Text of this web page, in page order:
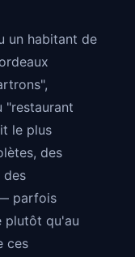
un habitant de
"restaurant
le plus
des
des
parfois
plutôt qu'au
ces